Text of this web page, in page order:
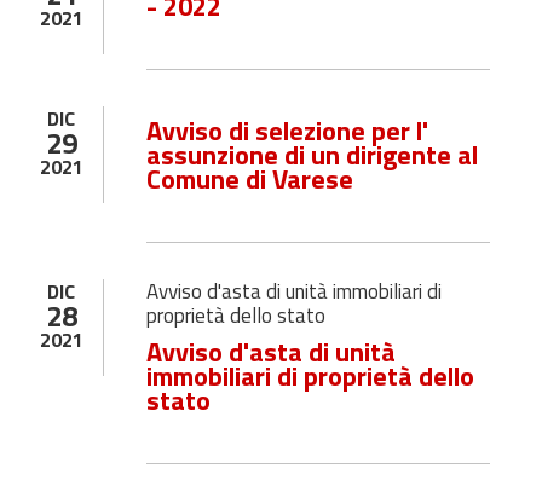
2021
DIC
29
2021
Avviso di selezione per l'
assunzione di un dirigente al
Comune di Varese
DIC
28
2021
Avviso d'asta di unità immobiliari di
proprietà dello stato
Avviso d'asta di unità
immobiliari di proprietà dello
stato